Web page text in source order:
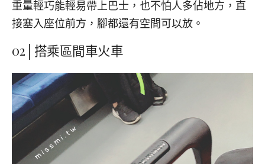
重量輕巧能輕易帶上巴士，也不怕人多佔地方，直
接塞入座位前方，腳都還有空間可以放。
02│搭乘區間車火車